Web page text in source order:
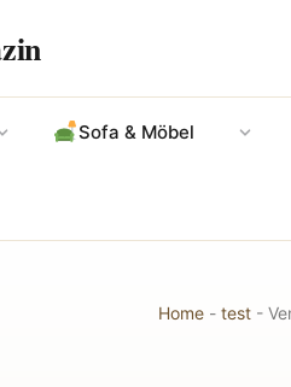
Sofa & Möbel
Home- test-